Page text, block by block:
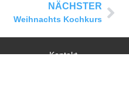
NÄCHSTER
Weihnachts Kochkurs
Kontakt